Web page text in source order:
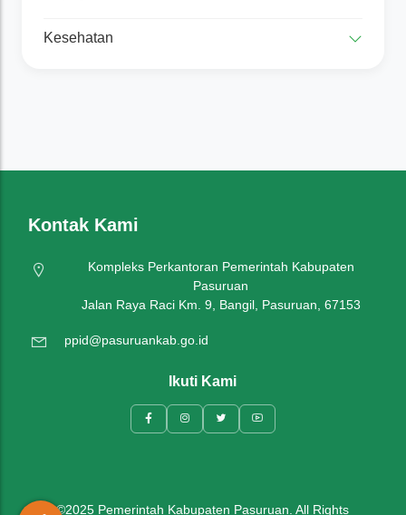
Kesehatan
Pariwisata
Pelayanan Publik
Wisata Budaya
Kontak Kami
Kompleks Perkantoran Pemerintah Kabupaten
Pasuruan
Jalan Raya Raci Km. 9, Bangil, Pasuruan, 67153
ppid@pasuruankab.go.id
Ikuti Kami
©2025 Pemerintah Kabupaten Pasuruan. All Rights